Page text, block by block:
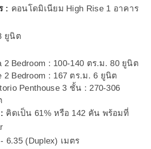
: คอนโดมิเนียม High Rise 1 อาคาร
ยูนิต
2 Bedroom : 100-140 ตร.ม. 80 ยูนิต
2 Bedroom : 167 ตร.ม. 6 ยูนิต
Penthouse 3 ชั้น : 270-306
คิดเป็น 61% หรือ 142 คัน พร้อมที่
6.35 (Duplex) เมตร